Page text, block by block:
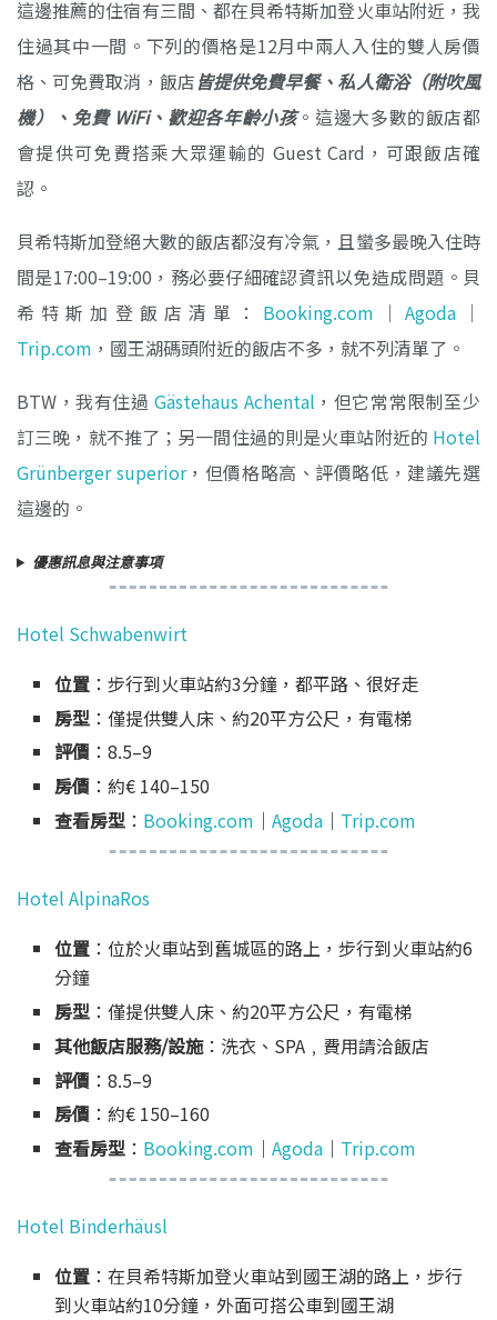
這邊推薦的住宿有三間、都在貝希特斯加登火車站附近，我
住過其中一間。下列的價格是12月中兩人入住的雙人房價
格、可免費取消，飯店皆提供免費早餐、私人衛浴（附吹風
機）、免費 WiFi、歡迎各年齡小孩。這邊大多數的飯店都
會提供可免費搭乘大眾運輸的 Guest Card，可跟飯店確
認。
貝希特斯加登絕大數的飯店都沒有冷氣，且蠻多最晚入住時
間是17:00–19:00，務必要仔細確認資訊以免造成問題。貝
希特斯加登飯店清單： Booking.com ｜ Agoda｜
Trip.com ，國王湖碼頭附近的飯店不多，就不列清單了。
BTW，我有住過Gästehaus Achental ，但它常常限制至少
訂三晚，就不推了；另一間住過的則是火車站附近的 Hotel
Grünberger superior，但價格略高、評價略低，建議先選
這邊的。
優惠訊息與注意事項
Hotel Schwabenwirt
位置 ：步行到火車站約3分鐘，都平路、很好走
房型 ：僅提供雙人床、約20平方公尺，有電梯
評價 ：8.5–9
房價 ：約€ 140–150
查看房型 ： Booking.com ｜Agoda ｜ Trip.com
Hotel AlpinaRos
位置 ：位於火車站到舊城區的路上，步行到火車站約6
分鐘
房型 ：僅提供雙人床、約20平方公尺，有電梯
其他飯店服務/設施：洗衣、SPA﹐費用請洽飯店
評價 ：8.5–9
房價 ：約€ 150–160
查看房型 ： Booking.com ｜Agoda ｜ Trip.com
Hotel Binderhäusl
位置 ：在貝希特斯加登火車站到國王湖的路上，步行
到火車站約10分鐘，外面可搭公車到國王湖